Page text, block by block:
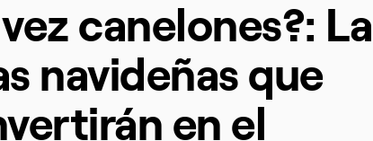
canelones?: La
navideñas que
en el